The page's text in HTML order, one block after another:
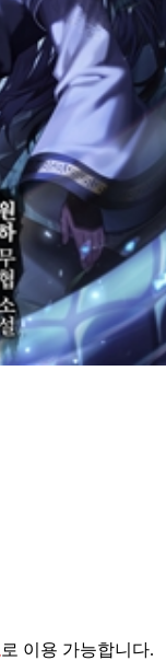
로 이용 가능합니다.